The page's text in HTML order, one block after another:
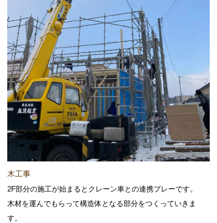
木工事
2F部分の施工が始まるとクレーン車との連携プレーです。
木材を運んでもらって構造体となる部分をつくっていきま
す。